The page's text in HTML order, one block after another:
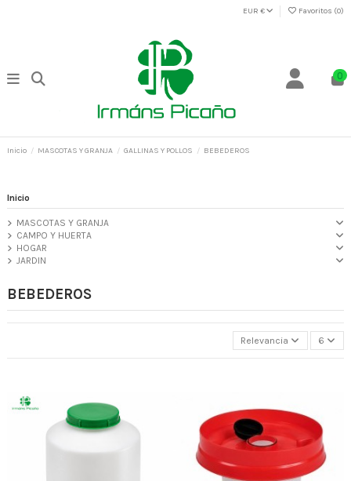
EUR € Favoritos (0)
0
Inicio MASCOTAS Y GRANJA GALLINAS Y POLLOS BEBEDEROS
BEBEDEROS
Relevancia 6
Inicio
MASCOTAS Y GRANJA
CAMPO Y HUERTA
HOGAR
JARDIN